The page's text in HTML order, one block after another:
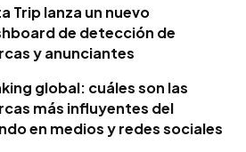
Trip lanza un nuevo
de detección de
y anunciantes
global: cuáles son las
más influyentes del
en medios y redes sociales